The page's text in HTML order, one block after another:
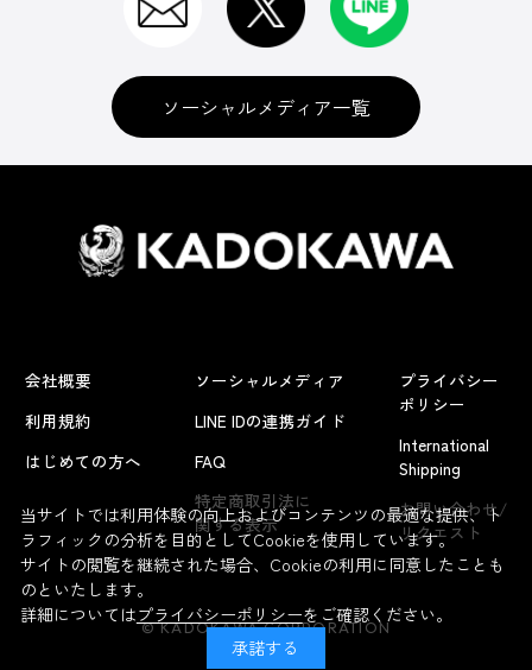
ソーシャルメディア一覧
会社概要
利用規約
はじめての方へ
ソーシャルメディア
LINE IDの連携ガイド
FAQ
特定商取引法に
関する表示
プライバシー
ポリシー
International
Shipping
お問い合わせ/
リクエスト
© KADOKAWA CORPORATION
当サイトでは利用体験の向上およびコンテンツの最適な提供、ト
ラフィックの分析を目的としてCookieを使用しています。
サイトの閲覧を継続された場合、Cookieの利用に同意したことも
のといたします。
詳細についてはプライバシーポリシーをご確認ください。
承諾する